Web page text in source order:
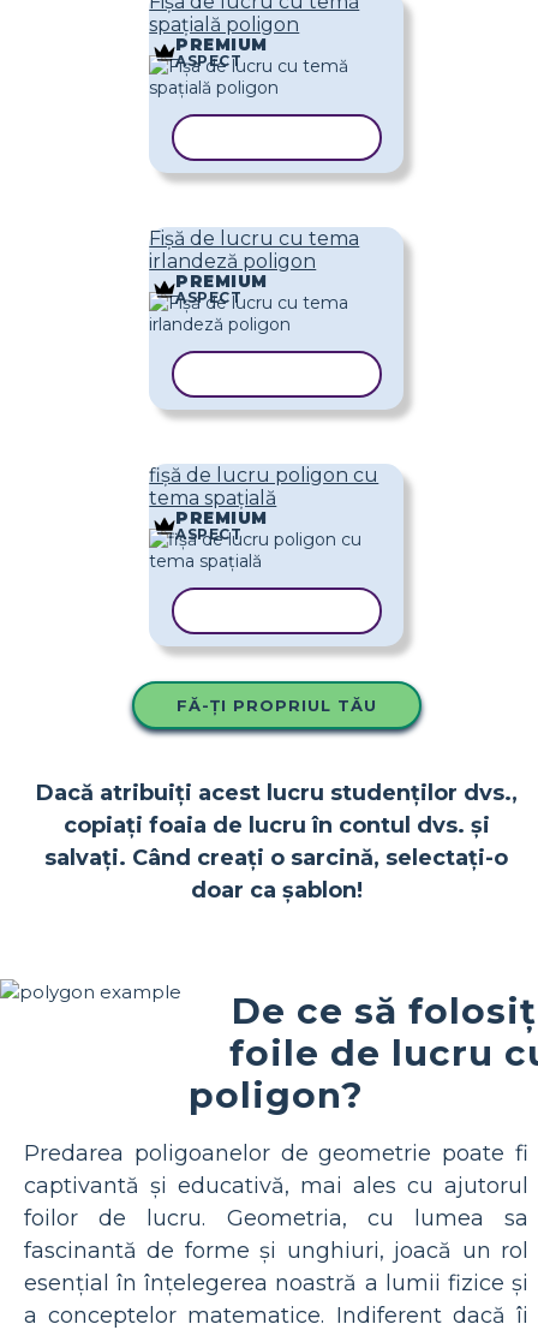
spațială poligon
PREMIUM
ASPECT
Fișă de lucru cu tema
irlandeză poligon
PREMIUM
ASPECT
fișă de lucru poligon cu
tema spațială
PREMIUM
ASPECT
FĂ-ȚI PROPRIUL TĂU
Dacă atribuiți acest lucru studenților dvs.,
copiați foaia de lucru în contul dvs. și
salvați. Când creați o sarcină, selectați-o
doar ca șablon!
De ce să
foile de lucru
poligon?
Predarea poligoanelor de geometrie poate fi
captivantă și educativă, mai ales cu ajutorul
foilor de lucru. Geometria, cu lumea sa
fascinantă de forme și unghiuri, joacă un rol
esențial în înțelegerea noastră a lumii fizice și
a conceptelor matematice. Indiferent dacă îi